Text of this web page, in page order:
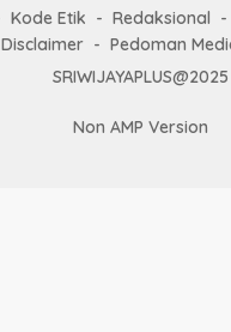
Kode Etik Redaksional
Disclaimer
Pedoman
SRIWIJAYAPLUS@2025
Non AMP Version